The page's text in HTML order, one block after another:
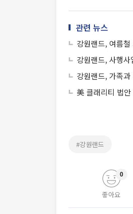
관련 뉴스
강원랜드, 여름
강원랜드, 사행사
강원랜드, 가족과
美 클래리티 법
#강원랜드
좋아요
0